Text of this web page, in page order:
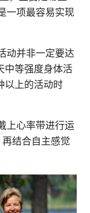
一项最容易实现
动并非一定要达
中等强度身体活
以上的活动时
上心率带进行运
结合自主感觉